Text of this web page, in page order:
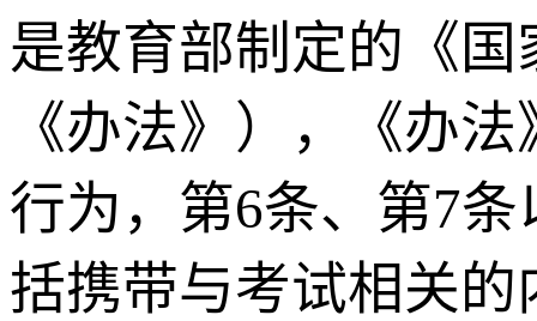
是教育部制定的《
《办法》），《办
行为，第6条、第7
括携带与考试相关